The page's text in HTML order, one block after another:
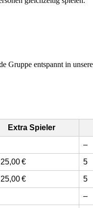
Gruppe entspannt in
Extra Spieler
–
€ 5
€ 5
–